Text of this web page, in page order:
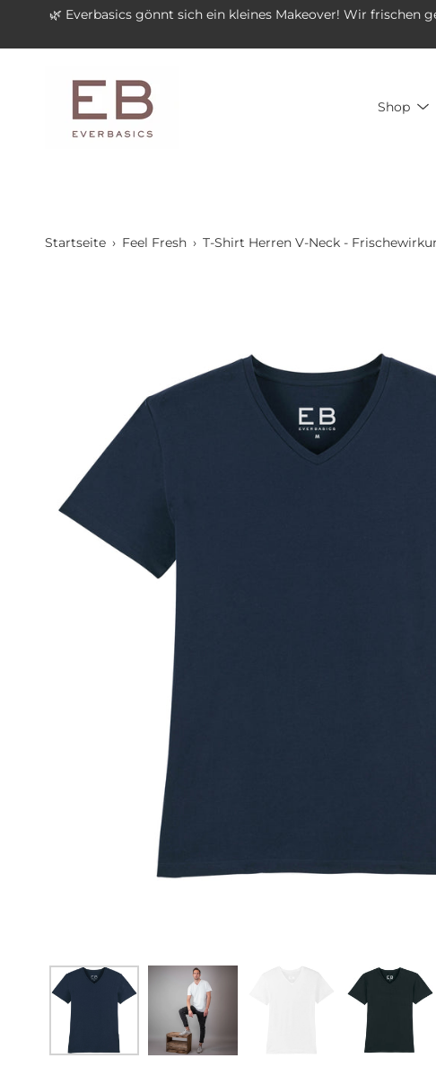
🌿 Everbasics gönnt sich ein kleines Makeover! Wir frischen
Shop
Startseite › Feel Fresh › T-Shirt Herren V-Neck -